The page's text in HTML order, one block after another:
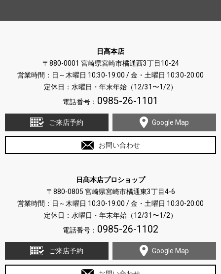
日髙本店
〒880-0001 宮崎県宮崎市橘通西3丁目10-24
営業時間：日～木曜日 10:30-19:00 / 金・土曜日 10:30-20:00
定休日：水曜日・年末年始（12/31〜1/2）
電話番号： 0985-26-1101
ご来店予約 Google Map
お問い合わせ
日髙本店プロショップ
〒880-0805 宮崎県宮崎市橘通東3丁目4-6
営業時間：日～木曜日 10:30-19:00 / 金・土曜日 10:30-20:00
定休日：水曜日・年末年始（12/31〜1/2）
電話番号： 0985-26-1102
ご来店予約 Google Map